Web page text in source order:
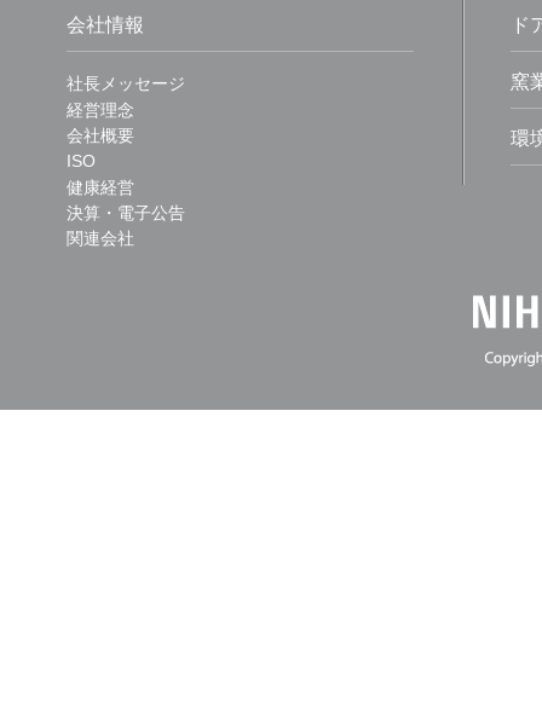
会社情報
社長メッセージ
経営理念
会社概要
ISO
健康経営
決算・電子公告
関連会社
ド
窯
環